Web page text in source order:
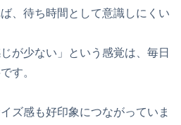
、待ち時間として意識しにくい
が少ない」という感覚は、毎日
す。
ズ感も好印象につながっていま